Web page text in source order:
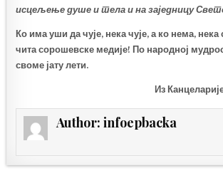
исцељење душе и тела и на заједницу
Ко има уши да чује, нека чује, а ко нема, нека
чита сорошевске медије! По народној
своме јату лети.
Из
Author:infoepbacka